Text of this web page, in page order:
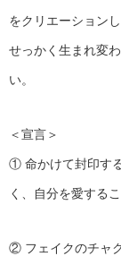
をクリエーション
せっかく生まれ変
い。
＜宣言＞
① 命かけて封印す
く、自分を愛する
② フェイクのチャ